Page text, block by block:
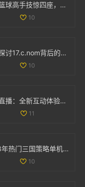
街头篮球高手技惊四座，轻松撕扯对手防线让人叹服
10
深入探讨17.c.nom背后的意义与应用实例
10
蜜糖直播：全新互动体验引领直播行业风潮
11
2023年热门三国策略单机手游推荐，塔防类游戏排行榜一览
10